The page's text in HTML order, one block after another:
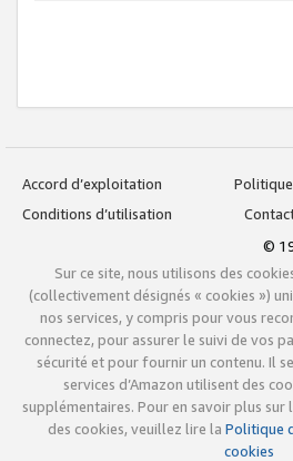
Accord d’exploitation
Conditions d’utilisation
©
Sur ce site, nous utilisons des
(collectivement désignés « cookies »)
nos services, y compris pour vous
connectez, pour assurer le suivi de vos
sécurité et pour fournir un contenu. Il
services d’Amazon utilisent des
supplémentaires. Pour en savoir plus
des cookies, veuillez lire la Politique
cookies